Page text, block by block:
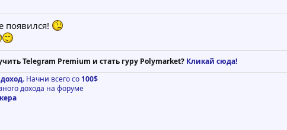
появился!
Telegram Premium и стать гуру Polymarket? Кликай сюда!
. Начни всего со 100$
дохода на форуме